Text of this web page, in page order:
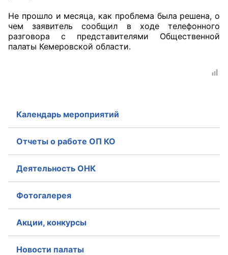
Положения
Соглашения
Аппарат ОП КО
УСТАВ ГКУ “АППАРАТ ОП КО”
Не прошло и месяца, как проблема была решена, о
чем заявитель сообщил в ходе телефонного
разговора с представителями Общественной
палаты Кемеровской области.
Календарь мероприятий
Отчеты о работе ОП КО
Деятельность ОНК
Фотогалерея
Акции, конкурсы
Новости палаты